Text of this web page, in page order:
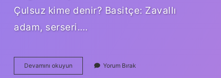
Çulsuz kime denir? Basitçe: Zavallı
adam, serseri.…
Devamını okuyun
Ne
Yorum Bırak